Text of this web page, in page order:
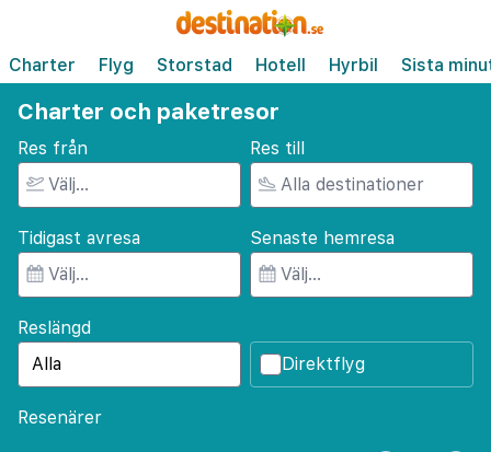
Charter Flyg Storstad Hotell Hyrbil Sista
Charter och paketresor
Res från Res till
Tidigast avresa Senaste hemresa
Reslängd
Direktflyg
Resenärer